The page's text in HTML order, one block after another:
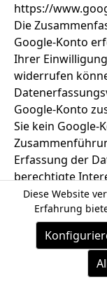
https://
Die
Google-Konto
Ihrer
widerrufen
Google-Konto
Sie kein Google-
Erfassung der
berechtigte
anonymisierten
Werbezwecken
Weitergehende
Diese Website
Erfahrung